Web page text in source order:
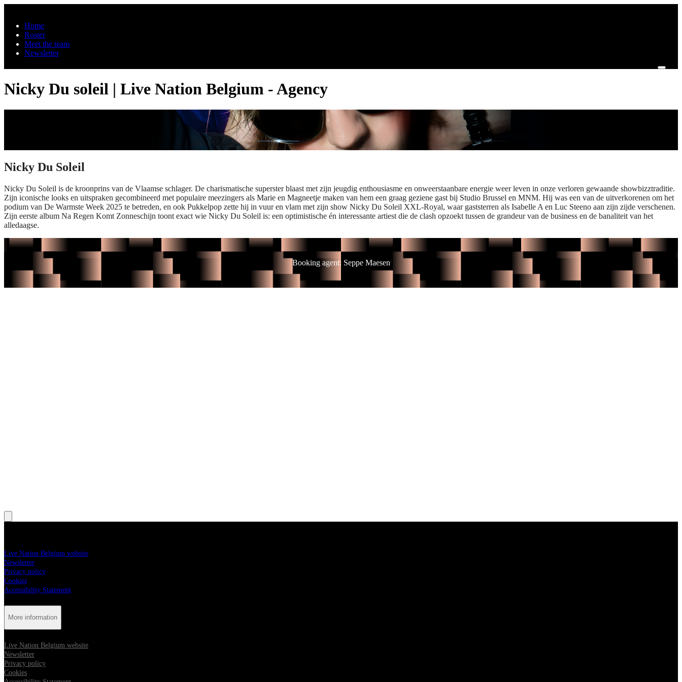
Home
Roster
Meet the team
Newsletter
Nicky Du soleil | Live Nation Belgium - Agency
Nicky Du Soleil
Nicky Du Soleil is de kroonprins van de Vlaamse schlager. De charismatische superster blaast met zijn jeugdig enthousiasme en onweerstaanbare energie weer leven in onze verloren gewaande showbizztraditie.
Zijn iconische looks en uitspraken gecombineerd met populaire meezingers als Marie en Magneetje maken van hem een graag geziene gast bij Studio Brussel en MNM. Hij was een van de uitverkorenen om het
podium van De Warmste Week 2025 te betreden, en ook Pukkelpop zette hij in vuur en vlam met zijn show Nicky Du Soleil XXL-Royal, waar gaststerren als Isabelle A en Luc Steeno aan zijn zijde verschenen.
Zijn eerste album Na Regen Komt Zonneschijn toont exact wie Nicky Du Soleil is: een optimistische én interessante artiest die de clash opzoekt tussen de grandeur van de business en de banaliteit van het
alledaagse.
Booking agent: Seppe Maesen
Live Nation Belgium website
Newsletter
Privacy policy
Cookies
Accessibility Statement
More information
Live Nation Belgium website
Newsletter
Privacy policy
Cookies